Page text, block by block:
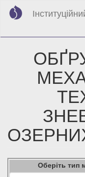
Перейти
вмісту
Оберіть тип